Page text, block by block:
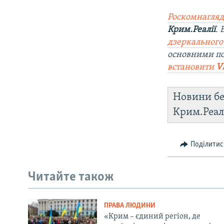
Крим.Реалії.
основними
встановити
Новини
Читайте також
ПРАВА ЛЮДИНИ
«Крим – єдиний регіон, де